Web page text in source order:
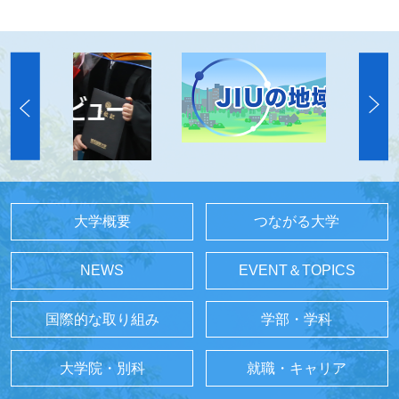
大学概要 つながる大学
NEWS EVENT＆TOPICS
国際的な取り組み 学部・学科
大学院・別科 就職・キャリア